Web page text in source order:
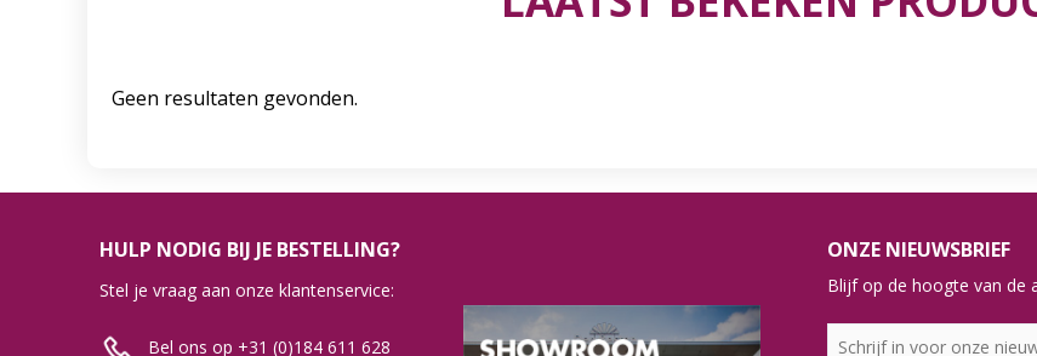
Geen resultaten gevonden.
HULP NODIG BIJ JE BESTELLING?
Stel je vraag aan onze klantenservice:
Bel ons op +31 (0)184 611 628
ONZE NIEUWSBRIEF
Blijf op de hoogte van de